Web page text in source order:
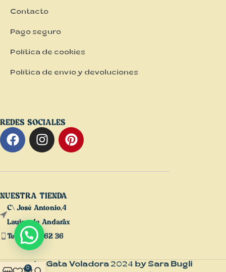
Contacto
Pago seguro
Política de cookies
Política de envío y devoluciones
REDES SOCIALES
NUESTRA TIENDA
C\ José Antonio,4
Laujar de Andarax
Tel: 610 47 62 36
La Gata Voladora 2024 by Sara Bugli
0